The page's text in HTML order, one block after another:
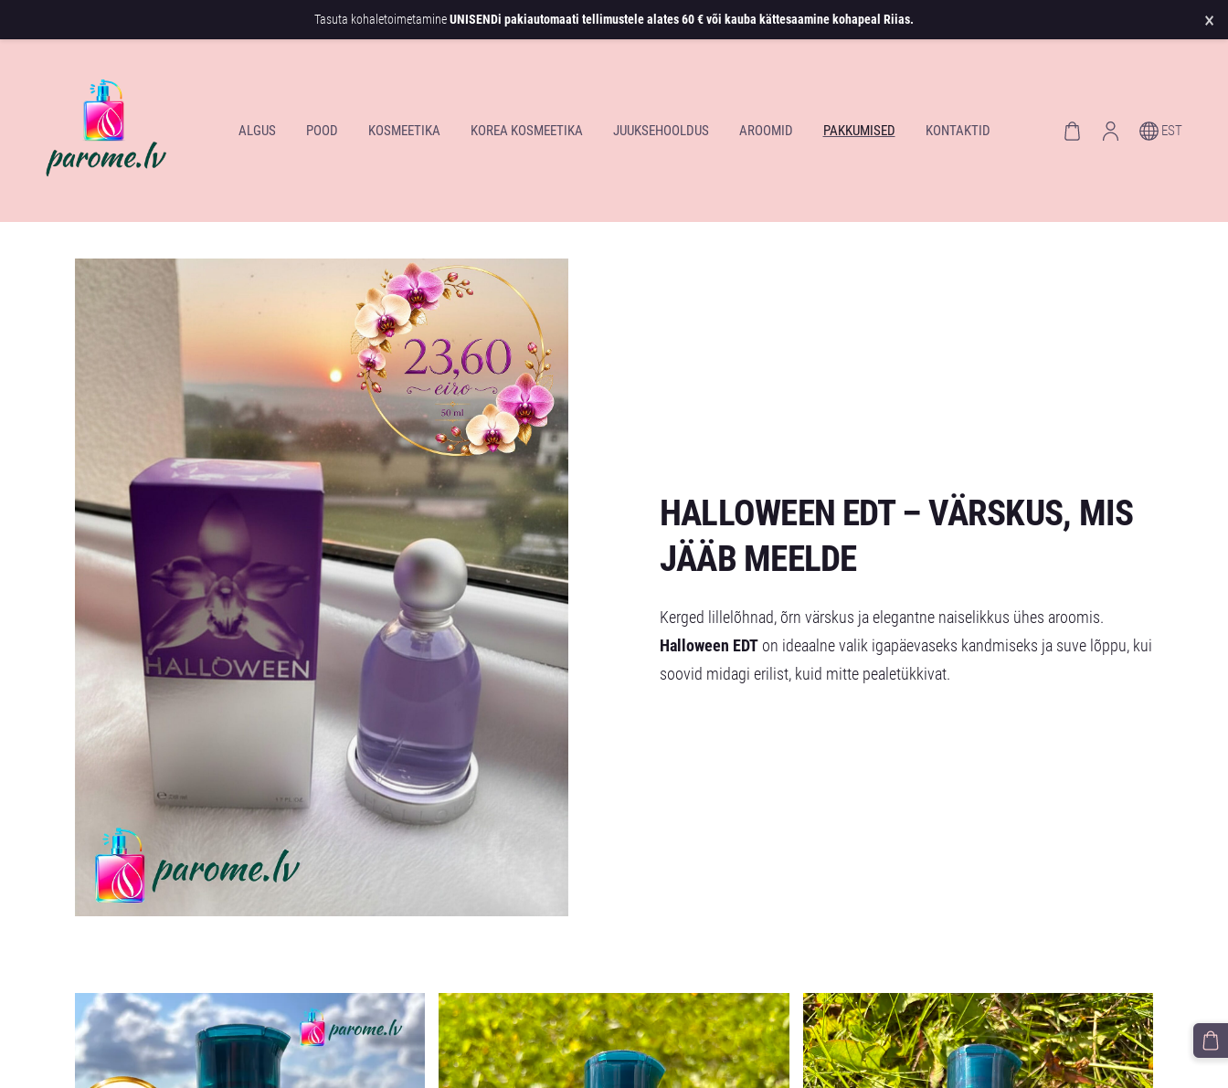
Tasuta kohaletoimetamineUNISENDi pakiautomaati tellimustele alates60 € või kauba kättesaamine kohapeal Riias. ×
ALGUS POOD KOSMEETIKA KOREA KOSMEETIKA JUUKSEHOOLDUS AROOMID PAKKUMISED KONTAKTID EST
HALLOWEEN EDT – VÄRSKUS, MIS
JÄÄB MEELDE
Kerged lillelõhnad, õrn värskus ja elegantne naiselikkus ühes aroomis.
Halloween EDT on ideaalne valik igapäevaseks kandmiseks ja suve lõppu, kui
soovid midagi erilist, kuid mitte pealetükkivat.